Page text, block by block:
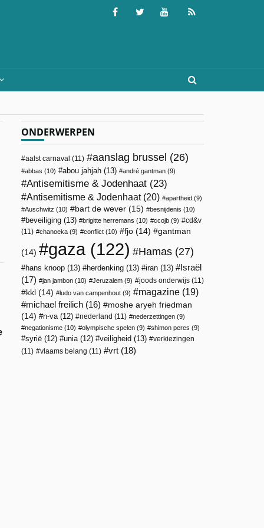
ONDERWERPEN
aalst carnaval (11) aanslag brussel (26)
abbas (10) abou jahjah (13) andré gantman (9)
Antisemitisme & Jodenhaat (23)
Antisemitisme & Jodenhaat(20) apartheid (9)
Auschwitz (10) bart de wever (15) besnijdenis (10)
beveiliging (13) brigitte herremans (10) ccojb (9)
cd&v
(11)
chanoeka (9) conflict (10) fjo (14) gantman
(14) gaza(122) Hamas (27)
hans knoop (13) herdenking (13) iran (13)
Israël
(17)
jan jambon (10) Jeruzalem (9) joods onderwijs (11)
kkl (14) ludo van campenhout (9) magazine (19)
michael freilich (16)
moshe aryeh friedman
(14)
n-va(12) nederland (11) nederzettingen (9)
negationisme (10) olympische spelen (9) shimon peres (9)
syrië (12) unia(12) veiligheid (13)
verkiezingen
(11)
vlaams belang (11) vrt (18)